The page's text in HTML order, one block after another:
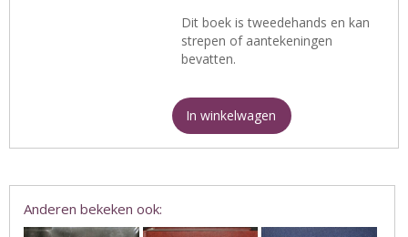
Dit boek is tweedehands en kan
strepen of aantekeningen
bevatten.
In winkelwagen
Anderen bekeken ook: